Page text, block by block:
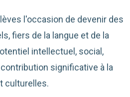
l'occasion de devenir des
fiers de la langue et de la
intellectuel, social,
significative à la
culturelles.